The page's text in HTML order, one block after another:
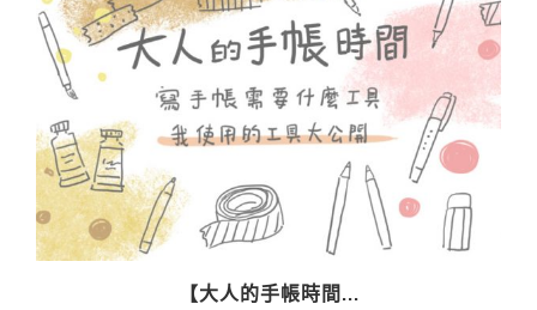
【大人的手帳時間...